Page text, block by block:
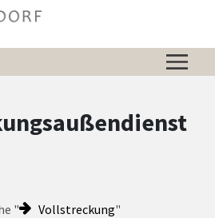
" Vollstreckung"